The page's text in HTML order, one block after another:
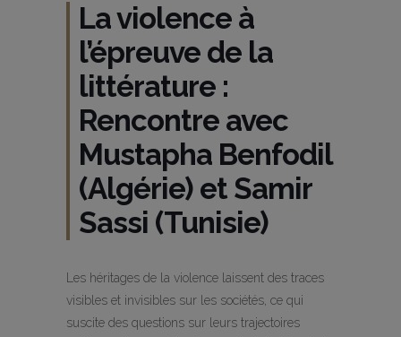
La violence à
l’épreuve de la
littérature :
Rencontre avec
Mustapha Benfodil
(Algérie) et Samir
Sassi (Tunisie)
Les héritages de la violence laissent des traces
visibles et invisibles sur les sociétés, ce qui
suscite des questions sur leurs trajectoires